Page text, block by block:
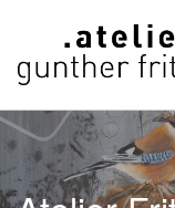
START
WERKE